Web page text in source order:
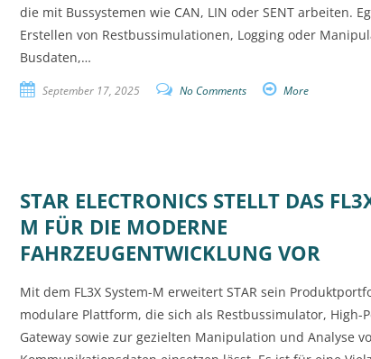
die mit Bussystemen wie CAN, LIN oder SENT arbeiten.
Erstellen von Restbussimulationen, Logging oder
Busdaten,…
September 17, 2025 No Comments More
STAR ELECTRONICS STELLT DAS
M FÜR DIE MODERNE
FAHRZEUGENTWICKLUNG VOR
Mit dem FL3X System-M erweitert STAR sein
modulare Plattform, die sich als Restbussimulator, High-
Gateway sowie zur gezielten Manipulation und Analyse